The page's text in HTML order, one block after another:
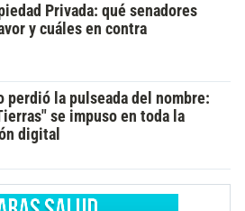
Privada: qué senadores
y cuáles en contra
perdió la pulseada del nombre:
se impuso en toda la
digital